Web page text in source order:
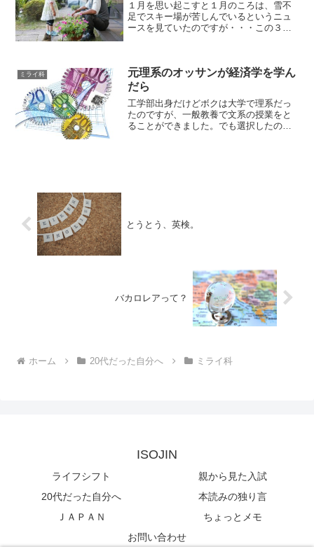
１月を思い起こすと１月のころは、雪不
足でスキー場が苦しんでいるというニュ
ースを見ていたのですが・・・この３ヶ
は流れていましたが、局地...
ミライ科
元理系のオッサンが経済学を学ん
だら
工学部出身だけどボクは大学で理系だっ
たのですが、一般教養で文系の授業をと
ることができました。でも選択したの
とうとう、英検。
バカロレアって？
ホーム 20代だった自分へ ミライ科
ISOJIN
ライフシフト
親から見た入試
20代だった自分へ
本読みの独り言
ＪＡＰＡＮ
ちょっとメモ
お問い合わせ